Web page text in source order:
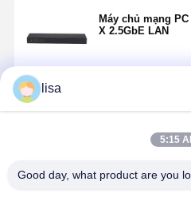
Máy chủ mạng
X 2.5GbE LAN
lisa
5:15
Good day, what product are you